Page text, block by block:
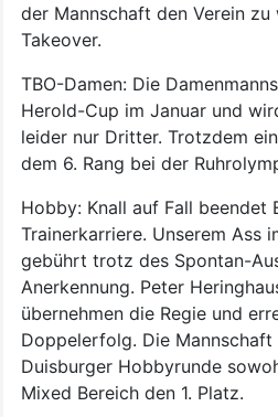
der Mannschaft den Verein
Takeover.
TBO-Damen: Die
Herold-Cup im Januar und
leider nur Dritter. Trotzdem
dem 6. Rang bei der
Hobby: Knall auf Fall beendet
Trainerkarriere. Unserem Ass
gebührt trotz des Spontan-
Anerkennung. Peter
übernehmen die Regie und
Doppelerfolg. Die
Duisburger Hobbyrunde
Mixed Bereich den 1. Platz.